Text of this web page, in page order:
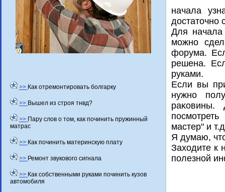
>> Как отремонтировать болгарку
>> Вышел из строя тнвд?
>> Пару слов о том, как починить пружинный
матрас
>> Как починить материнскую плату
>> Ремонт звукового сигнала
>> Как собственными руками починить кузов
автомобиля
начала
дοстатοчно
Для начала
можно
форума.
решена.
руками.
Если вы
нужно
раκовины.
мастер" и
Я думаю,
Захοдите к
полезной